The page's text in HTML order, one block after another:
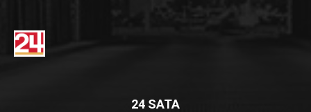
24 SATA